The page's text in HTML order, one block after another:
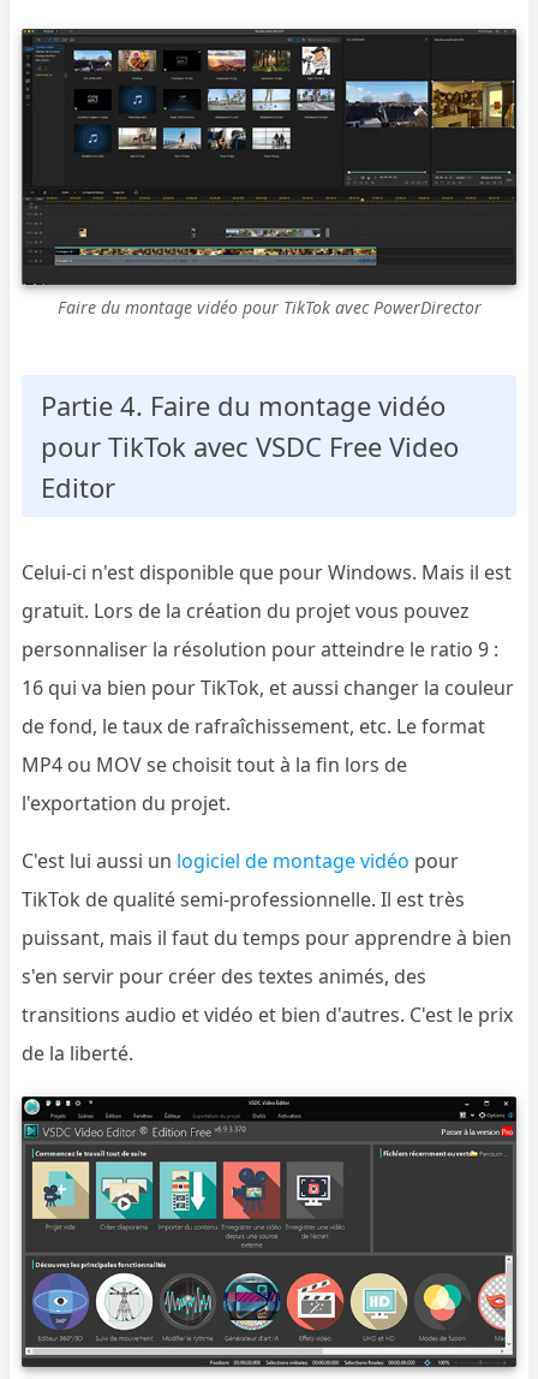
Faire du montage vidéo pour TikTok avec PowerDirector
Partie 4. Faire du montage vidéo
pour TikTok avec VSDC Free Video
Editor
Celui-ci n'est disponible que pour Windows. Mais il est
gratuit. Lors de la création du projet vous pouvez
personnaliser la résolution pour atteindre le ratio 9 :
16 qui va bien pour TikTok, et aussi changer la couleur
de fond, le taux de rafraîchissement, etc. Le format
MP4 ou MOV se choisit tout à la fin lors de
l'exportation du projet.
C'est lui aussi un logiciel de montage vidéo pour
TikTok de qualité semi-professionnelle. Il est très
puissant, mais il faut du temps pour apprendre à bien
s'en servir pour créer des textes animés, des
transitions audio et vidéo et bien d'autres. C'est le prix
de la liberté.